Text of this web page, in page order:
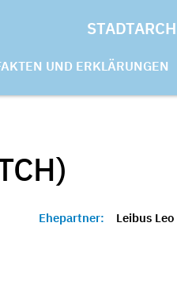
UND ERKLÄRUNGEN
Ehepartner: Leibus